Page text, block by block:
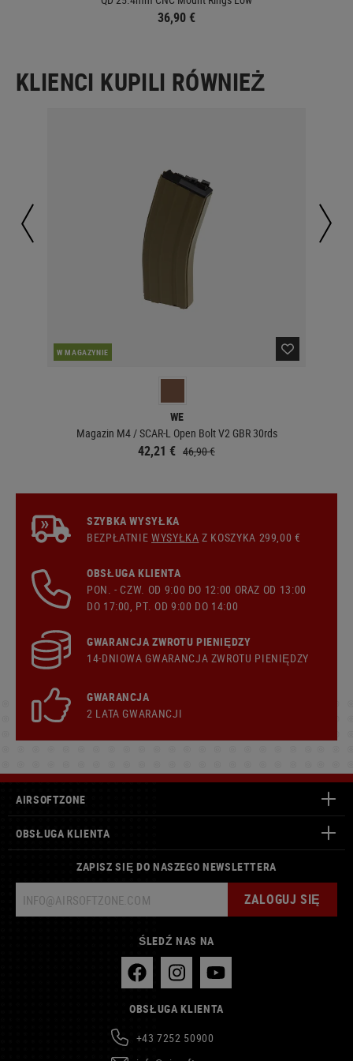
36,90 €
KLIENCI KUPILI RÓWNIEŻ
W MAGAZYNIE
WE
Magazin M4 / SCAR-L Open Bolt V2 GBR 30rds
42,21 € 46,90 €
SZYBKA WYSYŁKA
BEZPŁATNIEWYSYŁKA Z KOSZYKA 299,00 €
OBSŁUGA KLIENTA
PON. - CZW. OD 9:00 DO 12:00 ORAZ OD 13:00
DO 17:00, PT. OD 9:00 DO 14:00
GWARANCJA ZWROTU PIENIĘDZY
14-DNIOWA GWARANCJA ZWROTU PIENIĘDZY
GWARANCJA
2 LATA GWARANCJI
AIRSOFTZONE
OBSŁUGA KLIENTA
ZAPISZ SIĘ DO NASZEGO NEWSLETTERA
ZALOGUJ SIĘ
ŚLEDŹ NAS NA
OBSŁUGA KLIENTA
+43 7252 50900